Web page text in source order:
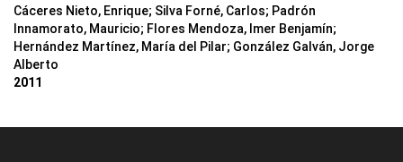
Cáceres Nieto, Enrique; Silva Forné, Carlos; Padrón
Innamorato, Mauricio; Flores Mendoza, Imer Benjamín;
Hernández Martínez, María del Pilar; González Galván, Jorge
Alberto
2011